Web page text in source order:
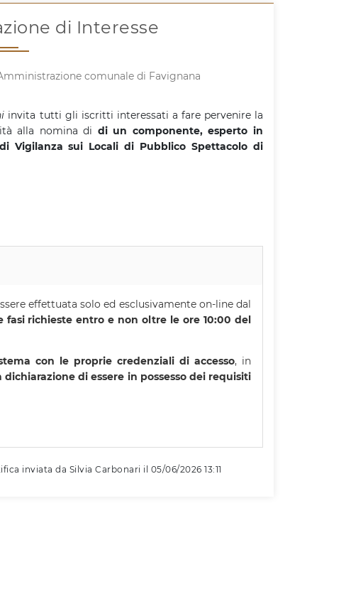
di Interesse
comunale di Favignana
invita tutti gli iscritti interessati a fare pervenire la
alla nomina di di un componente, esperto in
Vigilanza sui Locali di Pubblico Spettacolo di
effettuata solo ed esclusivamente on-line dal
richieste entro e non oltre le ore 10:00 del
con le proprie credenziali di accesso, in
di essere in possesso dei requisiti
inviata da Silvia Carbonari il 05/06/2026 13:11